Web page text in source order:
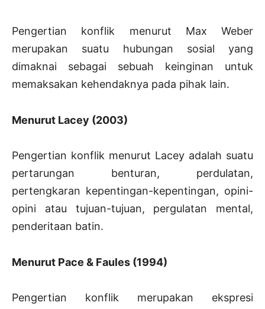
Pengertian konflik menurut Max Weber
merupakan suatu hubungan sosial yang
dimaknai sebagai sebuah keinginan untuk
memaksakan kehendaknya pada pihak lain.
Menurut Lacey (2003)
Pengertian konflik menurut Lacey adalah suatu
pertarungan benturan, perdulatan,
pertengkaran kepentingan-kepentingan, opini-
opini atau tujuan-tujuan, pergulatan mental,
penderitaan batin.
Menurut Pace & Faules (1994)
Pengertian konflik merupakan ekspresi